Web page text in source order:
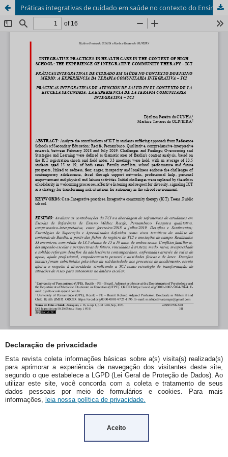
Declaração de privacidade
Esta revista coleta informações básicas sobre a(s) visita(s) realizada(s)
para aprimorar a experiência de navegação dos visitantes deste site,
segundo o que estabelece a LGPD (Lei Geral de Proteção de Dados). Ao
utilizar este site, você concorda com a coleta e tratamento de seus
dados pessoais por meio de formulários e cookies. Para mais
informações, leia nossa política de privacidade.
Aceito
Práticas integrativas de cuidado em saúde no contexto do Ensino Médio: a experiencia da Terapia Comunitária Integrativa – TCI